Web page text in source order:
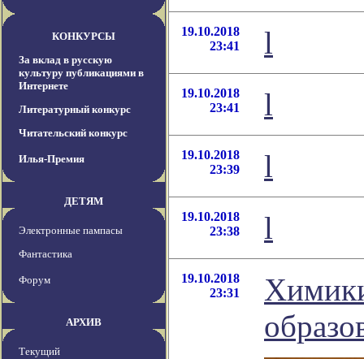
КОНКУРСЫ
За вклад в русскую
культуру публикациями в
Интернете
Литературный конкурс
Читательский конкурс
Илья-Премия
ДЕТЯМ
Электронные пампасы
Фантастика
Форум
АРХИВ
Текущий
19.10.2018
23:41
l
19.10.2018
23:41
l
19.10.2018
23:39
l
19.10.2018
23:38
l
19.10.2018
23:31